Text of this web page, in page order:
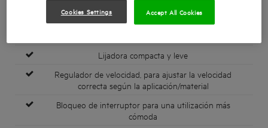
Lijadora compacta y leve
Regulador de velocidad, para ajustar la velocidad
correcta según la aplicación/material
Bloqueo de interruptor para una utilización más
cómoda
Cookies Settings Accept All Cookies